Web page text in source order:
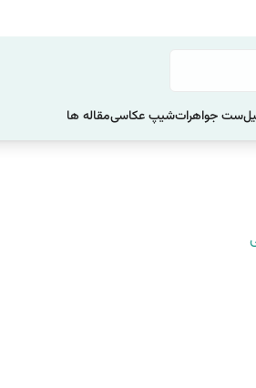
ست جواهراتشیپ عکاسیمقاله ها